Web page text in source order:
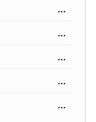
...
...
...
...
...